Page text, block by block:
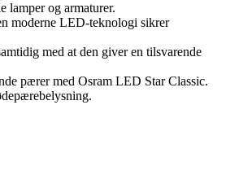
lamper og armaturer.
moderne LED-teknologi sikrer
med at den giver en tilsvarende
pærer med Osram LED Star Classic.